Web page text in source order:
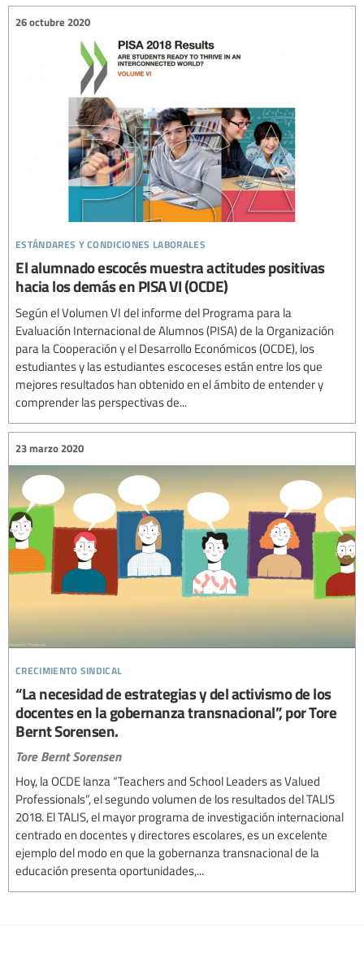
estándares y condiciones laborales
26 octubre 2020
El alumnado escocés muestra actitudes positivas
hacia los demás en PISA VI (OCDE)
Según el Volumen VI del informe del Programa para la
Evaluación Internacional de Alumnos (PISA) de la Organización
para la Cooperación y el Desarrollo Económicos (OCDE), los
estudiantes y las estudiantes escoceses están entre los que
mejores resultados han obtenido en el ámbito de entender y
comprender las perspectivas de...
crecimiento sindical
23 marzo 2020
“La necesidad de estrategias y del activismo de los
docentes en la gobernanza transnacional”, por Tore
Bernt Sorensen.
Tore Bernt Sorensen
Hoy, la OCDE lanza “Teachers and School Leaders as Valued
Professionals”, el segundo volumen de los resultados del TALIS
2018. El TALIS, el mayor programa de investigación internacional
centrado en docentes y directores escolares, es un excelente
ejemplo del modo en que la gobernanza transnacional de la
educación presenta oportunidades,...